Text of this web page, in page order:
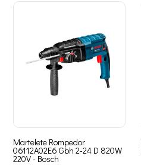
Martelete Rompedor
06112A02E6 Gbh 2-24 D 820W
220V - Bosch